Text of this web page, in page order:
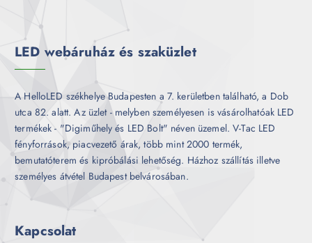
LED webáruház és szaküzlet
A HelloLED székhelye Budapesten a 7. kerületben található, a Dob
utca 82. alatt. Az üzlet - melyben személyesen is vásárolhatóak LED
termékek - "Digiműhely és LED Bolt" néven üzemel. V-Tac LED
fényforrások, piacvezető árak, több mint 2000 termék,
bemutatóterem és kipróbálási lehetőség. Házhoz szállítás illetve
személyes átvétel Budapest belvárosában.
Kapcsolat